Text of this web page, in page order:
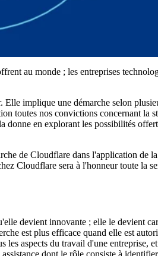
au monde ; les entreprises
implique une démarche selon
toutes nos convictions concernant la
donne en explorant les possibilités
de Cloudflare dans l'application de
Cloudflare sera à l'honneur toute la
devient innovante ; elle le devient
est plus efficace quand elle est
aspects du travail d'une entreprise,